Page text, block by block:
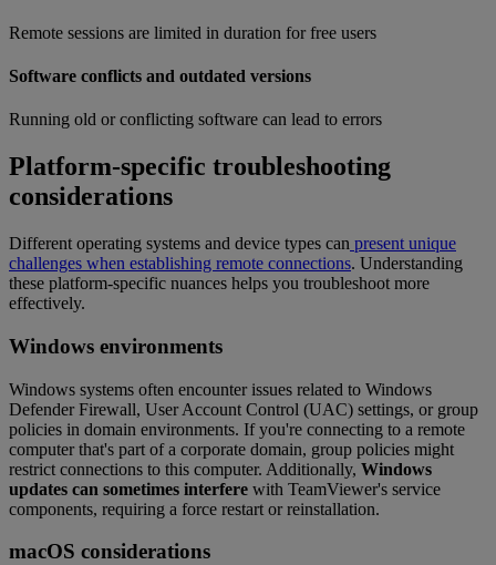
Remote sessions are limited in duration for free users
Software conflicts and outdated versions
Running old or conflicting software can lead to errors
Platform-specific troubleshooting
considerations
Different operating systems and device types can present unique
challenges when establishing remote connections. Understanding
these platform-specific nuances helps you troubleshoot more
effectively.
Windows environments
Windows systems often encounter issues related to Windows
Defender Firewall, User Account Control (UAC) settings, or group
policies in domain environments. If you're connecting to a remote
computer that's part of a corporate domain, group policies might
restrict connections to this computer. Additionally, Windows
updates can sometimes interfere with TeamViewer's service
components, requiring a force restart or reinstallation.
macOS considerations